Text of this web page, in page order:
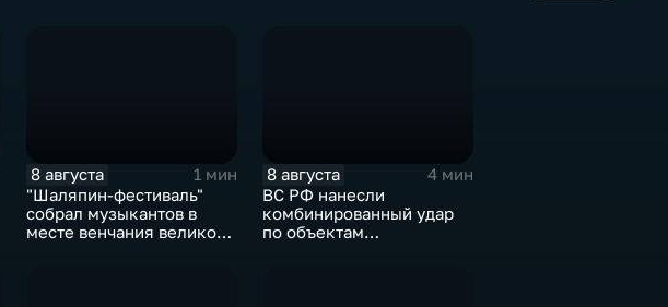
8 августа
1 мин
"Шаляпин‑фестиваль"
собрал музыкантов в
месте венчания великого
8 августа
4 мин
ВС РФ нанесли
комбинированный удар
по объектам